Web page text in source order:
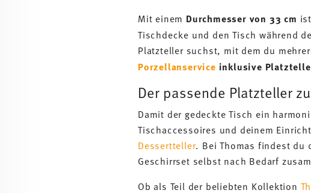
Mit einem Durchmesser von 33 cm
Tischdecke und den Tisch während
Platzteller suchst, mit dem du
Porzellanservice inklusive
Der passende Platzteller
Damit der gedeckte Tisch ein
Tischaccessoires und deinem
Dessertteller. Bei Thomas findest du
Geschirrset selbst nach Bedarf
Ob als Teil der beliebten Kollektion